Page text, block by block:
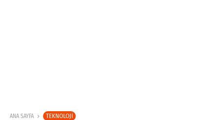
ANA SAYFA TEKNOLOJI